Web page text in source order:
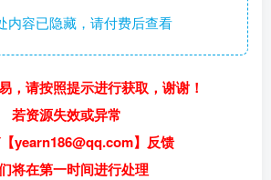
容已隐藏，请付费后查看
，请按照提示进行获取，谢谢！
若资源失效或异常
yearn186@qq.com】反馈
将在第一时间进行处理